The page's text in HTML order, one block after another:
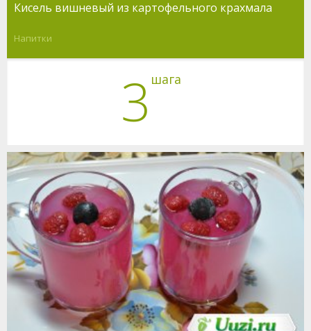
Кисель вишневый из картофельного крахмала
Напитки
3 шага